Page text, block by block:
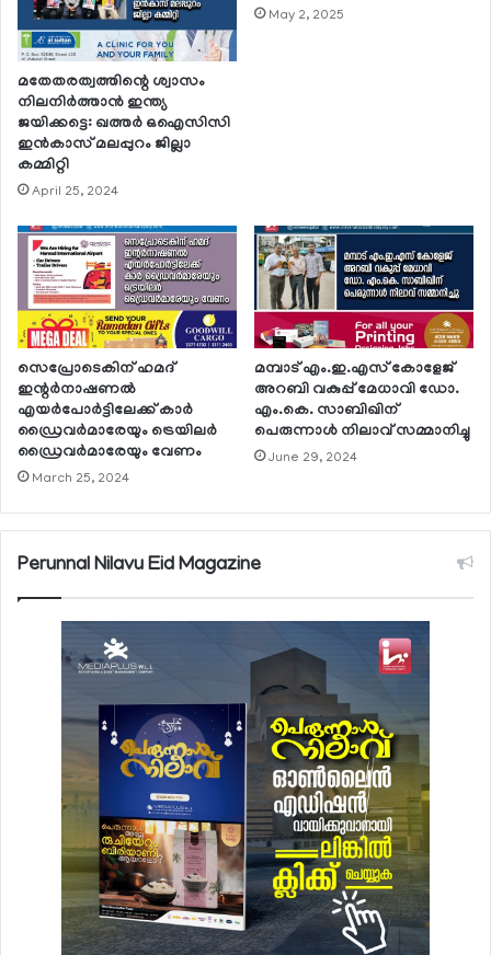
മതേതരത്വത്തിന്റെ ശ്വാസം
നിലനിര്‍ത്താന്‍ ഇന്ത്യ
ജയിക്കട്ടെ: ഖത്തര്‍ ഒഐസിസി
ഇന്‍കാസ് മലപ്പുറം ജില്ലാ
കമ്മിറ്റി
April 25, 2024
May 2, 2025
സെപ്രോടെകിന് ഹമദ്
ഇന്റര്‍നാഷണല്‍
എയര്‍പോര്‍ട്ടിലേക്ക് കാര്‍
ഡ്രൈവര്‍മാരേയും ട്രെയിലര്‍
ഡ്രൈവര്‍മാരേയും വേണം
March 25, 2024
മമ്പാട് എം.ഇ.എസ് കോളേജ്
അറബി വകുപ്പ് മേധാവി ഡോ.
എം.കെ. സാബിഖിന്
പെരുന്നാള്‍ നിലാവ് സമ്മാനിച്ചു
June 29, 2024
Perunnal Nilavu Eid Magazine